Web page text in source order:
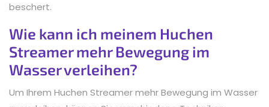
beschert.
Wie kann ich meinem Huchen
Streamer mehr Bewegung im
Wasser verleihen?
Um Ihrem Huchen Streamer mehr Bewegung im Wasser